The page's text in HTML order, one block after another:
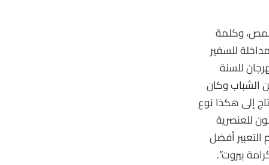
وكلمة
للسفير
للسنة
الشباب وكان
إلى هكذا نوع
للعنصرية
أفضل
بيروت”.